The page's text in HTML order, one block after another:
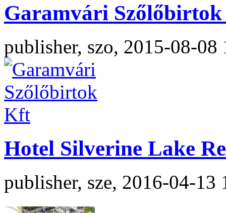
Garamvári
publisher, szo, 2015-08-08
Hotel Silverine Lake
publisher, sze, 2016-04-13